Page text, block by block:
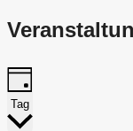
Tag